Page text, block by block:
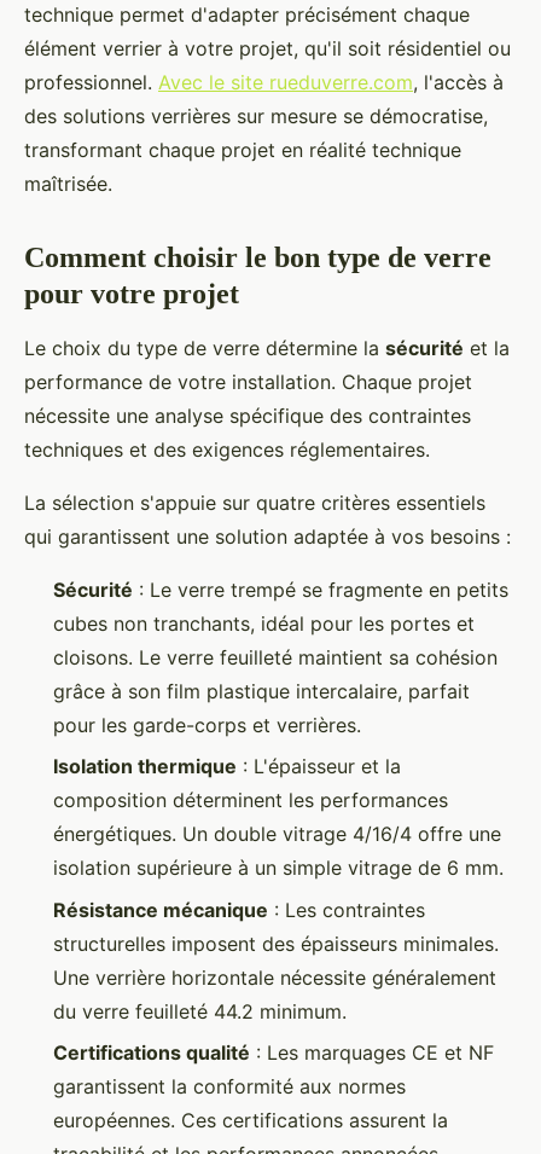
technique permet d'adapter précisément chaque
élément verrier à votre projet, qu'il soit résidentiel ou
professionnel. Avec le site rueduverre.com, l'accès à
des solutions verrières sur mesure se démocratise,
transformant chaque projet en réalité technique
maîtrisée.
Comment choisir le bon type de verre
pour votre projet
Le choix du type de verre détermine la sécurité et la
performance de votre installation. Chaque projet
nécessite une analyse spécifique des contraintes
techniques et des exigences réglementaires.
La sélection s'appuie sur quatre critères essentiels
qui garantissent une solution adaptée à vos besoins :
Sécurité : Le verre trempé se fragmente en petits
cubes non tranchants, idéal pour les portes et
cloisons. Le verre feuilleté maintient sa cohésion
grâce à son film plastique intercalaire, parfait
pour les garde-corps et verrières.
Isolation thermique : L'épaisseur et la
composition déterminent les performances
énergétiques. Un double vitrage 4/16/4 offre une
isolation supérieure à un simple vitrage de 6 mm.
Résistance mécanique : Les contraintes
structurelles imposent des épaisseurs minimales.
Une verrière horizontale nécessite généralement
du verre feuilleté 44.2 minimum.
Certifications qualité : Les marquages CE et NF
garantissent la conformité aux normes
européennes. Ces certifications assurent la